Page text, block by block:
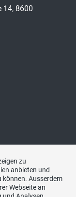
14, 8600
zu
anbieten und
können. Ausserdem
Webseite an